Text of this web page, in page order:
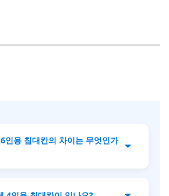
인용 침대칸의 차이는 무엇인가